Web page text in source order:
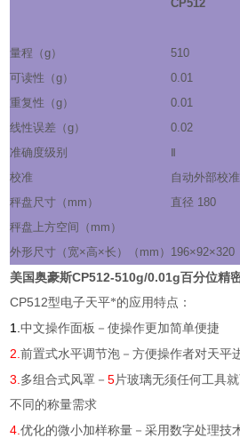
CP512
量程（g）
510
可读性（g）
0.01
重复性（g）
0.01
线性误差（g）
0.02
准确度级别
校准
自动外部校
秤盘尺寸（ mm ） 直径 180
秤盘上方空间（ mm ）
外形尺寸（宽×高×长）（ mm ） 196×92×320
美国奥豪斯CP512-510g/0.01g百分位精
CP512型电子天平*的应用特点：
1.中文操作面板－使操作更加简单便捷
2.前置式水平调节泡－方便操作者对天平
3. 多组合式风罩－5片玻璃无须任何工具
不同的称量需求
4.优化的微小加样称量－采用数字处理技